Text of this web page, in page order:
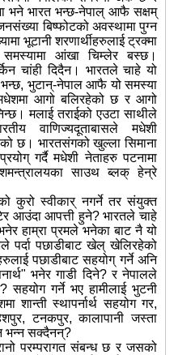
भने भारत भन्छ-नेपाल् आफै सक्षम्
बिष्फोटको अवस्थामा पुग्न
भूटानी शरणार्थीहरुलाई ट्रक्मा
आंखा चिम्लेर बस्छ।
चांही दिदैन। भारतले चाहे यो
भुटान्-नेपाल आफै यो समस्या
आगो बलिरहेको छ र आगो
मलाई तराईको एउटा साथीले
वाणिज्यदूताबासले मधेशी
छ। भारतसंगको खुल्ला सिमाना
गर्दै मधेशी नेताहरु पटनामा
साउथ ब्लक् हेन्रे
कुरो स्वीकार् नगर्ने तर संयुक्त
आउंदा आपत्ती हुने? भारतले चाहे
हाम्रा प्रमले भनेका बाट नै यो
पर्दा पछाडीबाट खेल् खेलिरहेको
पछाडीबाट सहयोग् गर्ने अनि
भनेर गाडी दिने? र नेपालले
सहयोग गर्ने भए हामीलाई भुटनी
शान्ती स्थापर्नार्थ सहयोग गर,
टनकपुर, कालापानी जस्ता
भन्न सक्दैनन्?
परम्परागत संबन्ध छ र जसको